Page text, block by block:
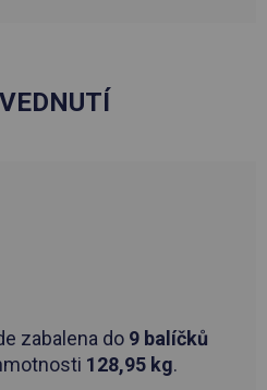
zabalena do 9 balíčků
128,95 kg.